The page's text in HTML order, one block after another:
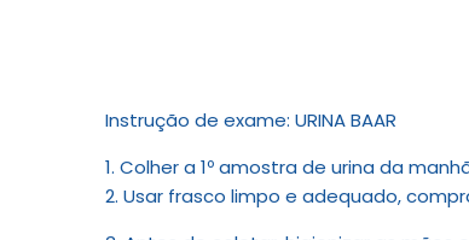
Instrução de exame: URINA BAAR
1. Colher a 1º amostra de urina da
2. Usar frasco limpo e adequado,